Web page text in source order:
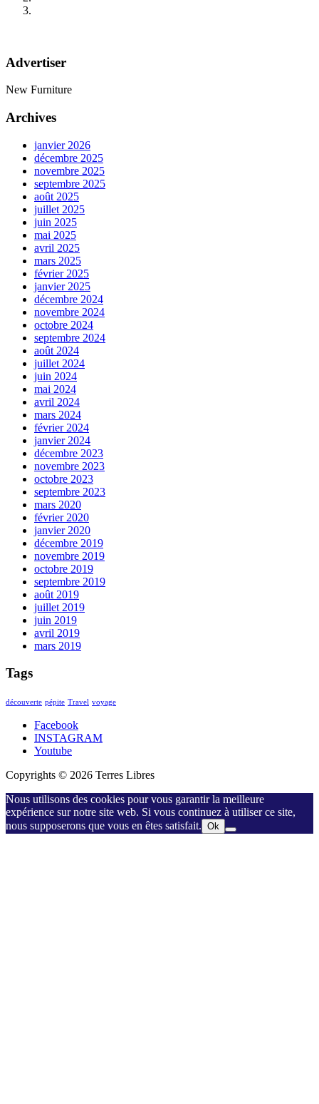
Advertiser
New Furniture
Archives
janvier 2026
décembre 2025
novembre 2025
septembre 2025
août 2025
juillet 2025
juin 2025
mai 2025
avril 2025
mars 2025
février 2025
janvier 2025
décembre 2024
novembre 2024
octobre 2024
septembre 2024
août 2024
juillet 2024
juin 2024
mai 2024
avril 2024
mars 2024
février 2024
janvier 2024
décembre 2023
novembre 2023
octobre 2023
septembre 2023
mars 2020
février 2020
janvier 2020
décembre 2019
novembre 2019
octobre 2019
septembre 2019
août 2019
juillet 2019
juin 2019
avril 2019
mars 2019
Tags
découverte pépite Travel voyage
Facebook
INSTAGRAM
Youtube
Copyrights © 2026 Terres Libres
Nous utilisons des cookies pour vous garantir la meilleure
expérience sur notre site web. Si vous continuez à utiliser ce site,
nous supposerons que vous en êtes satisfait. Ok